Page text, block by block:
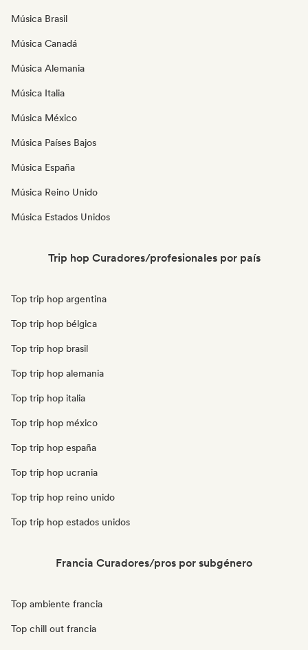
Música Brasil
Música Canadá
Música Alemania
Música Italia
Música México
Música Países Bajos
Música España
Música Reino Unido
Música Estados Unidos
Trip hop Curadores/profesionales por país
Top trip hop argentina
Top trip hop bélgica
Top trip hop brasil
Top trip hop alemania
Top trip hop italia
Top trip hop méxico
Top trip hop españa
Top trip hop ucrania
Top trip hop reino unido
Top trip hop estados unidos
Francia Curadores/pros por subgénero
Top ambiente francia
Top chill out francia